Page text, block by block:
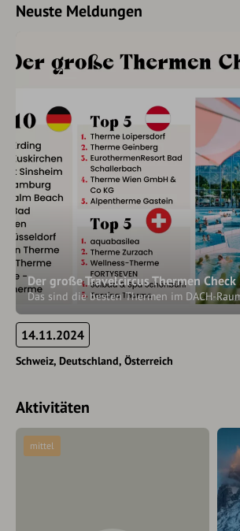
Neuste Meldungen
Der große Travelcircus Thermen
Das sind die besten Thermen im DACH-
14.11.2024
Schweiz Deutschland Österreich
Aktivitäten
mittel